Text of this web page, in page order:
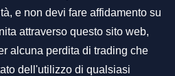
e non devi fare affidamento su
attraverso questo sito web,
alcuna perdita di trading che
dell'utilizzo di qualsiasi